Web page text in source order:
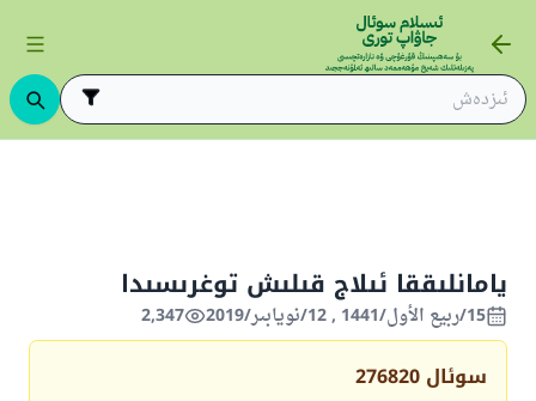
يامانلىققا ئىلاج قىلىش توغرىسىدا
15/ربيع الأول/1441 , 12/نويابىر/2019 2,347
سوئال 276820